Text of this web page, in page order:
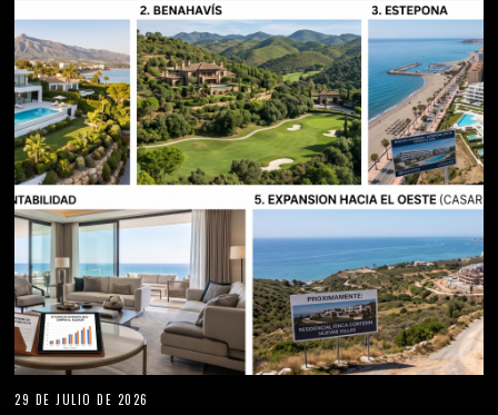
29 DE JULIO DE 2026